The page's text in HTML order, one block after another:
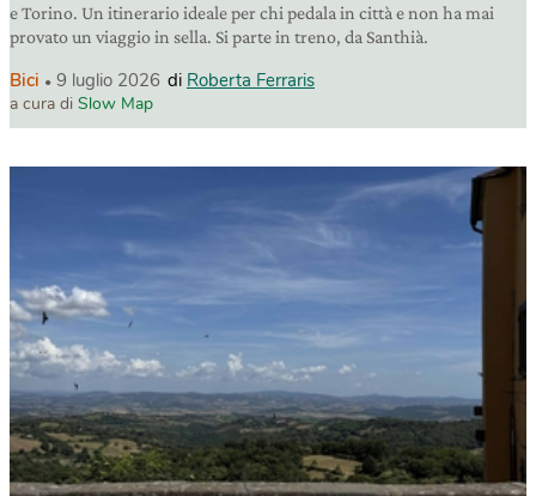
e Torino. Un itinerario ideale per chi pedala in città e non ha mai
provato un viaggio in sella. Si parte in treno, da Santhià.
Bici 9 luglio 2026 di Roberta Ferraris
a cura di Slow Map